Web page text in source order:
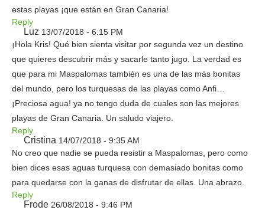
estas playas ¡que están en Gran Canaria!
Reply
Luz 13/07/2018 - 6:15 PM
¡Hola Kris! Qué bien sienta visitar por segunda vez un destino
que quieres descubrir más y sacarle tanto jugo. La verdad es
que para mi Maspalomas también es una de las más bonitas
del mundo, pero los turquesas de las playas como Anfi…
¡Preciosa agua! ya no tengo duda de cuales son las mejores
playas de Gran Canaria. Un saludo viajero.
Reply
Cristina 14/07/2018 - 9:35 AM
No creo que nadie se pueda resistir a Maspalomas, pero como
bien dices esas aguas turquesa con demasiado bonitas como
para quedarse con la ganas de disfrutar de ellas. Una abrazo.
Reply
Frode 26/08/2018 - 9:46 PM